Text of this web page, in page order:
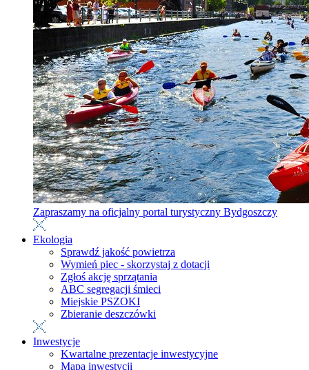
Zapraszamy na oficjalny portal turystyczny Bydgoszczy
Ekologia
Sprawdź jakość powietrza
Wymień piec - skorzystaj z dotacji
Zgłoś akcję sprzątania
ABC segregacji śmieci
Miejskie PSZOKI
Zbieranie deszczówki
Inwestycje
Kwartalne prezentacje inwestycyjne
Mapa inwestycji